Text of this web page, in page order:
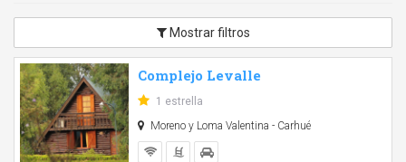
Mostrar filtros
Complejo Levalle
1 estrella
Moreno y Loma Valentina - Carhué